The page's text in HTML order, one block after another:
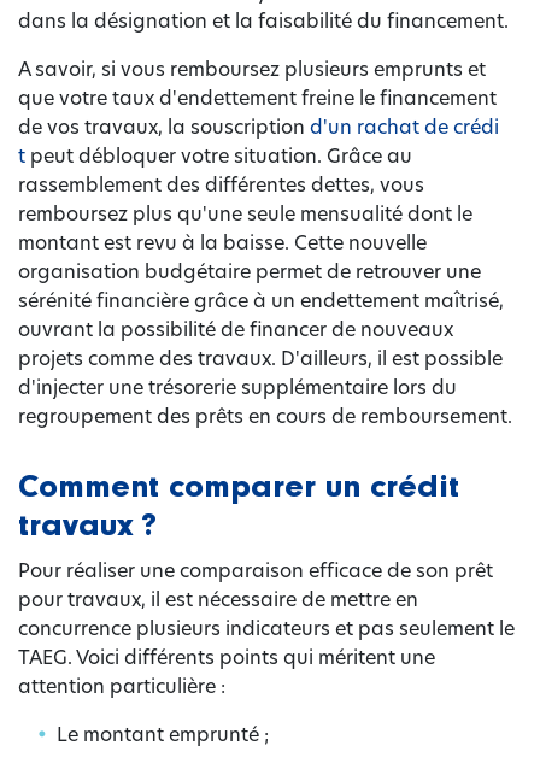
dans la désignation et la faisabilité du financement.
A savoir, si vous remboursez plusieurs emprunts et
que votre taux d'endettement freine le financement
de vos travaux, la souscription d'un rachat de crédi
t peut débloquer votre situation. Grâce au
rassemblement des différentes dettes, vous
remboursez plus qu'une seule mensualité dont le
montant est revu à la baisse. Cette nouvelle
organisation budgétaire permet de retrouver une
sérénité financière grâce à un endettement maîtrisé,
ouvrant la possibilité de financer de nouveaux
projets comme des travaux. D'ailleurs, il est possible
d'injecter une trésorerie supplémentaire lors du
regroupement des prêts en cours de remboursement.
Comment comparer un crédit
travaux ?
Pour réaliser une comparaison efficace de son prêt
pour travaux, il est nécessaire de mettre en
concurrence plusieurs indicateurs et pas seulement le
TAEG. Voici différents points qui méritent une
attention particulière :
Le montant emprunté ;